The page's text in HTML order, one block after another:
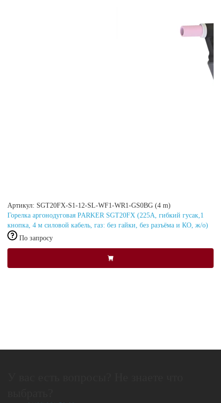
Артикул: SGT20FX-S1-12-SL-WF1-WR1-GS0BG (4 m)
Горелка аргонодуговая PARKER SGT20FX (225A, гибкий гусак,1
кнопка, 4 м силовой кабель, газ: без гайки, без разъёма и КО, ж/о)
По запросу